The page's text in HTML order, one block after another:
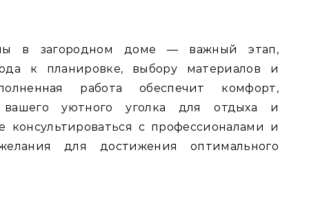
в загородном доме — важный этап,
к планировке, выбору материалов и
работа обеспечит комфорт,
вашего уютного уголка для отдыха и
консультироваться с профессионалами и
для достижения оптимального